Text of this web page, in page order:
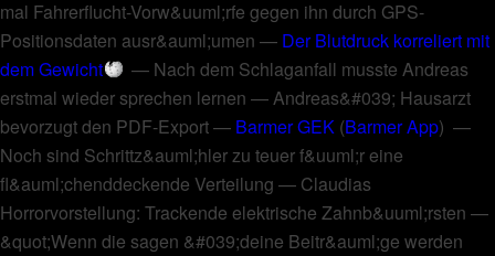
mal Fahrerflucht-Vorw&uuml;rfe gegen ihn durch GPS-
Positionsdaten ausr&auml;umen — Der Blutdruck korreliert mit
dem Gewicht
— Nach dem Schlaganfall musste Andreas
erstmal wieder sprechen lernen —Andreas&#039; Hausarzt
bevorzugt den PDF-Export— Barmer GEK (Barmer App) —
Noch sind Schrittz&auml;hler zu teuer f&uuml;r eine
fl&auml;chenddeckende Verteilung — Claudias
Horrorvorstellung: Trackende elektrische Zahnb&uuml;rsten —
&quot;Wenn die sagen &#039;deine Beitr&auml;ge werden